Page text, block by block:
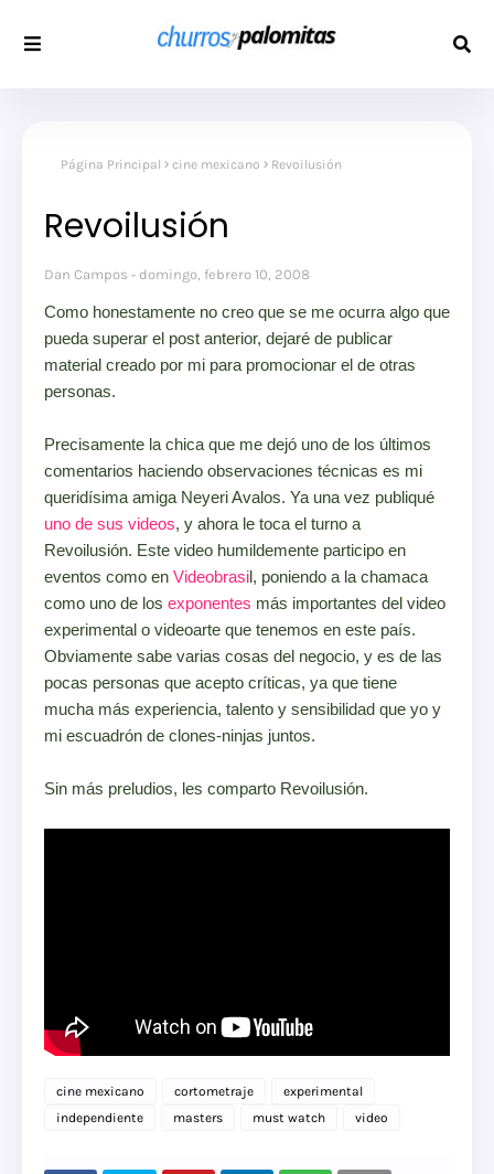
Página Principal cine mexicano Revoilusión
Revoilusión
Dan Campos domingo, febrero 10, 2008
Como honestamente no creo que se me ocurra algo que
pueda superar el post anterior, dejaré de publicar
material creado por mi para promocionar el de otras
personas.
Precisamente la chica que me dejó uno de los últimos
comentarios haciendo observaciones técnicas es mi
queridísima amiga Neyeri Avalos. Ya una vez publiqué
uno de sus videos, y ahora le toca el turno a
Revoilusión. Este video humildemente participo en
eventos como en Videobrasil, poniendo a la chamaca
como uno de los exponentes más importantes del video
experimental o videoarte que tenemos en este país.
Obviamente sabe varias cosas del negocio, y es de las
pocas personas que acepto críticas, ya que tiene
mucha más experiencia, talento y sensibilidad que yo y
mi escuadrón de clones-ninjas juntos.
Sin más preludios, les comparto Revoilusión.
cine mexicano cortometraje
experimental
independiente
masters must watch video